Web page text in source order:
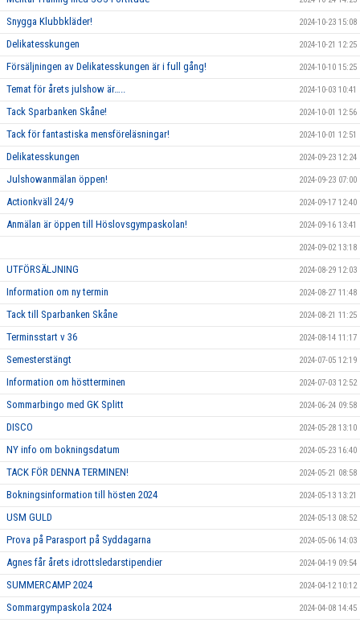
Snygga Klubbkläder! 2024-10-23 15:08
Delikatesskungen 2024-10-21 12:25
Försäljningen av Delikatesskungen är i full gång! 2024-10-10 15:25
Temat för årets julshow är….. 2024-10-03 10:41
Tack Sparbanken Skåne! 2024-10-01 12:56
Tack för fantastiska mensföreläsningar! 2024-10-01 12:51
Delikatesskungen 2024-09-23 12:24
Julshowanmälan öppen! 2024-09-23 07:00
Actionkväll 24/9 2024-09-17 12:40
Anmälan är öppen till Höslovsgympaskolan! 2024-09-16 13:41
2024-09-02 13:18
UTFÖRSÄLJNING 2024-08-29 12:03
Information om ny termin 2024-08-27 11:48
Tack till Sparbanken Skåne 2024-08-21 11:25
Terminsstart v 36 2024-08-14 11:17
Semesterstängt 2024-07-05 12:19
Information om höstterminen 2024-07-03 12:52
Sommarbingo med GK Splitt 2024-06-24 09:58
DISCO 2024-05-28 13:10
NY info om bokningsdatum 2024-05-23 16:40
TACK FÖR DENNA TERMINEN! 2024-05-21 08:58
Bokningsinformation till hösten 2024 2024-05-13 13:21
USM GULD 2024-05-13 08:52
Prova på Parasport på Syddagarna 2024-05-06 14:03
Agnes får årets idrottsledarstipendier 2024-04-19 09:54
SUMMERCAMP 2024 2024-04-12 10:12
Sommargympaskola 2024 2024-04-08 14:45